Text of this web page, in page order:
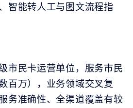
智能转人工与图文流程指
市民卡运营单位，服务市民
百万），业务领域交叉复
务准确性、全渠道覆盖有较